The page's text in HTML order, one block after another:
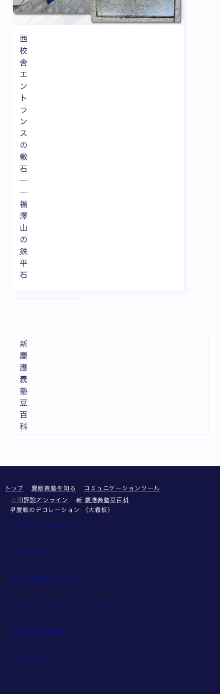
西
校
舎
エ
ン
ト
ラ
ン
ス
の
敷
石
─
─
福
澤
山
の
鉄
平
石
新
慶
應
義
塾
豆
百
科
トップ 慶應義塾を知る
コミュニケーションツール
三田評論オンライン
新 慶應義塾豆百科
早慶戦のデコレーション （大看板）
このサイトについて
サイトマップ
個人情報の取り扱い
ウェブアクセシビリティ方針
教職員採用情報
お問い合わせ